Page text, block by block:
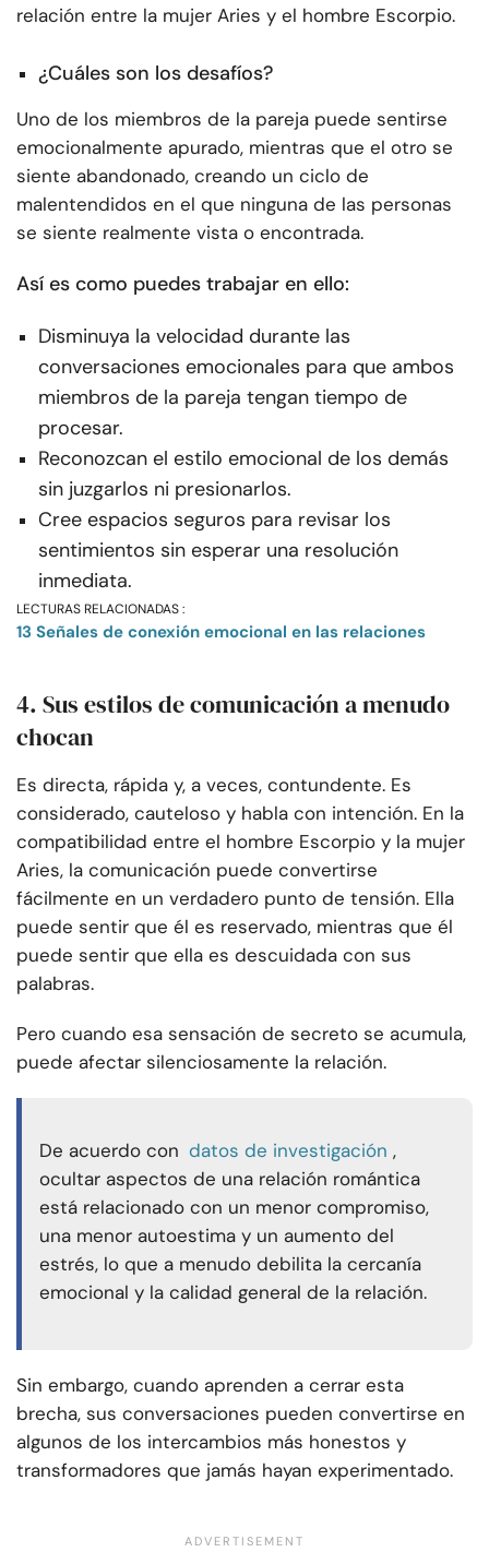
relación entre la mujer Aries y el hombre Escorpio.
¿Cuáles son los desafíos?
Uno de los miembros de la pareja puede sentirse
emocionalmente apurado, mientras que el otro se
siente abandonado, creando un ciclo de
malentendidos en el que ninguna de las personas
se siente realmente vista o encontrada.
Así es como puedes trabajar en ello:
Disminuya la velocidad durante las
conversaciones emocionales para que ambos
miembros de la pareja tengan tiempo de
procesar.
Reconozcan el estilo emocional de los demás
sin juzgarlos ni presionarlos.
Cree espacios seguros para revisar los
sentimientos sin esperar una resolución
inmediata.
LECTURAS RELACIONADAS :
13 Señales de conexión emocional en las relaciones
4. Sus estilos de comunicación a menudo
chocan
Es directa, rápida y, a veces, contundente. Es
considerado, cauteloso y habla con intención. En la
compatibilidad entre el hombre Escorpio y la mujer
Aries, la comunicación puede convertirse
fácilmente en un verdadero punto de tensión. Ella
puede sentir que él es reservado, mientras que él
puede sentir que ella es descuidada con sus
palabras.
Pero cuando esa sensación de secreto se acumula,
puede afectar silenciosamente la relación.
De acuerdo con datos de investigación ,
ocultar aspectos de una relación romántica
está relacionado con un menor compromiso,
una menor autoestima y un aumento del
estrés, lo que a menudo debilita la cercanía
emocional y la calidad general de la relación.
Sin embargo, cuando aprenden a cerrar esta
brecha, sus conversaciones pueden convertirse en
algunos de los intercambios más honestos y
transformadores que jamás hayan experimentado.